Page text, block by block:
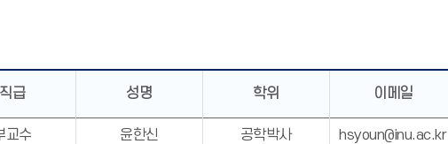
직급 성명 학위 이메일
교수 윤한신 공학박사 hsyoun@inu.ac.kr